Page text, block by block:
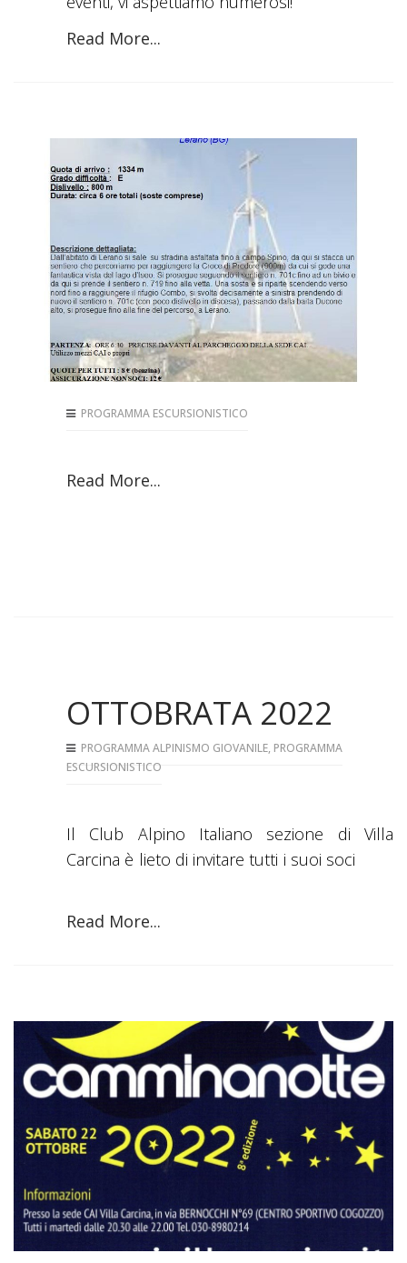
Read More...
PROGRAMMA ESCURSIONISTICO
Read More...
OTTOBRATA 2022
PROGRAMMA ALPINISMO GIOVANILE, PROGRAMMA
ESCURSIONISTICO
Il Club Alpino Italiano sezione di Villa
Carcina è lieto di invitare tutti i suoi soci
Read More...